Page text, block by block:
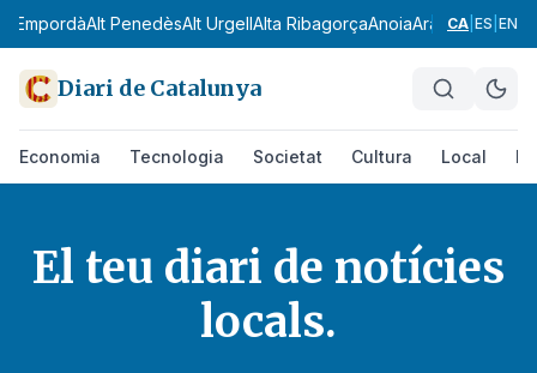
Alt PenedèsAlt UrgellAlta RibagorçaAnoiaAranBages Baix
CA ES EN
Diari de Catalunya
Economia Tecnologia Societat Cultura Local
Diari de Catalunya
El teu diari de notícies
locals.